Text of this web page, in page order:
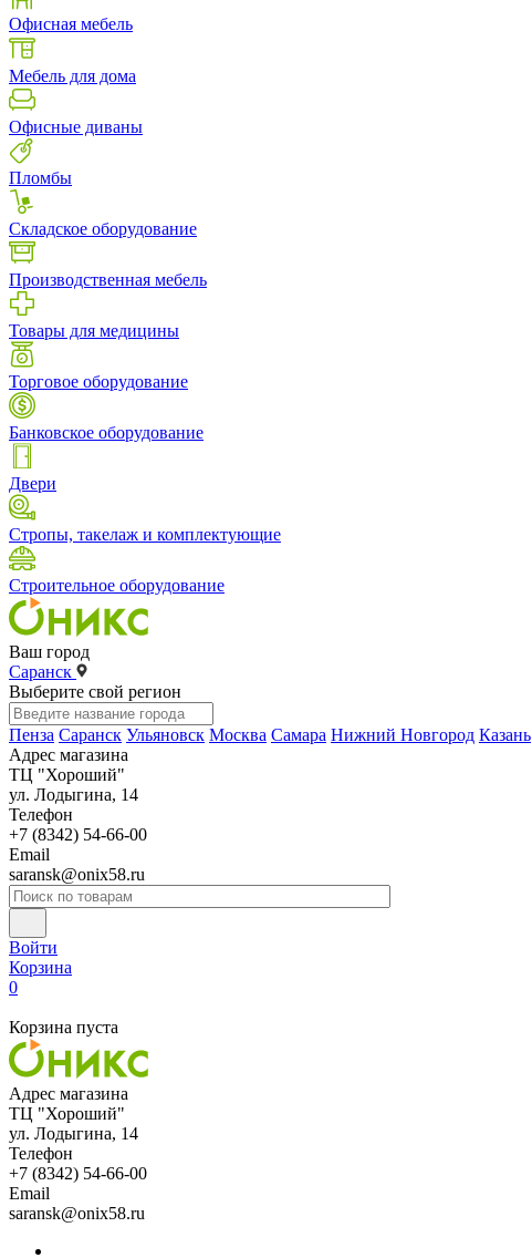
Офисная мебель
Мебель для дома
Офисные диваны
Пломбы
Складское оборудование
Производственная мебель
Товары для медицины
Торговое оборудование
Банковское оборудование
Двери
Стропы, такелаж и комплектующие
Строительное оборудование
Ваш город
Саранск
Выберите свой регион
Пенза Саранск Ульяновск Москва Самара Нижний Новгород Казань
Адрес магазина
ТЦ "Хороший"
ул. Лодыгина, 14
Телефон
+7 (8342) 54-66-00
Email
saransk@onix58.ru
Войти
Корзина
0
Корзина пуста
Адрес магазина
ТЦ "Хороший"
ул. Лодыгина, 14
Телефон
+7 (8342) 54-66-00
Email
saransk@onix58.ru